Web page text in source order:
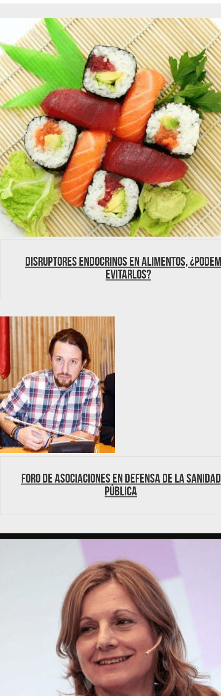
Disruptores endocrinos en alimentos,
evitarlos?
Foro de Asociaciones en Defensa de la Sanidad
Pública